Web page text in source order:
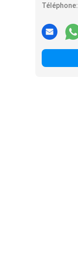
Téléphone: